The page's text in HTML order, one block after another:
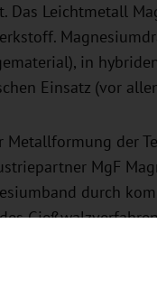
Das Leichtmetall
in
Einsatz (vor
Metallformung der
MgF
durch
vergossen
Die neue
und